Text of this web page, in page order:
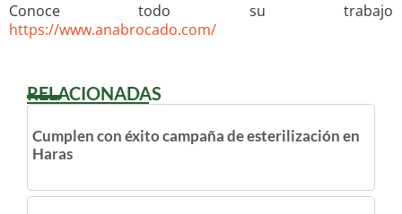
Conoce todo su trabajo
https://www.anabrocado.com/
RELACIONADAS
Cumplen con éxito campaña de esterilización en
Haras